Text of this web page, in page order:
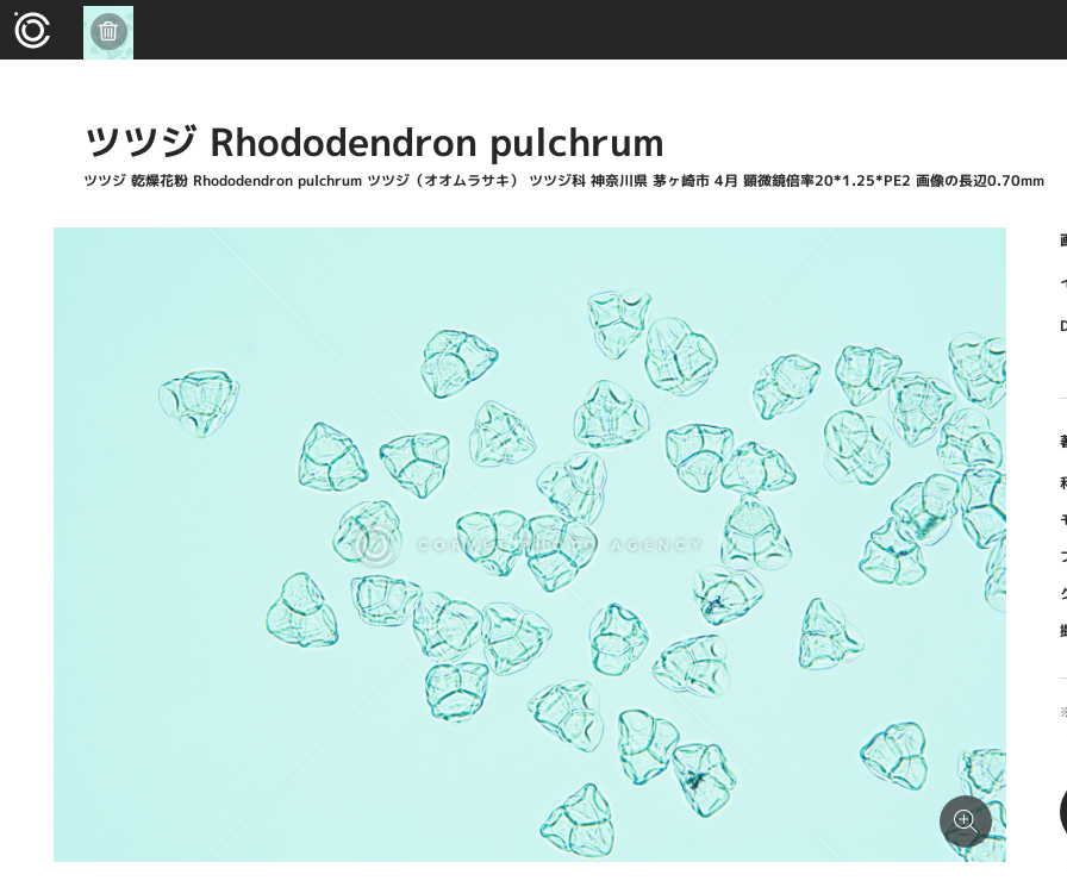
ツツジ Rhododendron pulchrum
ツツジ 乾燥花粉 Rhododendron pulchrum ツツジ（オオムラサキ） ツツジ科 神奈川県 茅ヶ崎市 4月 顕微鏡倍率20*1.25*PE2 画像の長辺0.70mm